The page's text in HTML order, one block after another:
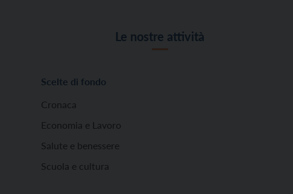
Le nostre attività
Scelte di fondo
Cronaca
Economia e Lavoro
Salute e benessere
Scuola e cultura